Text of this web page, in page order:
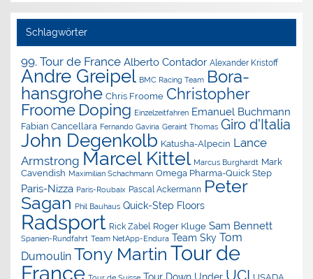
Schlagwörter
99. Tour de France Alberto Contador Alexander Kristoff
Andre Greipel BMC Racing Team Bora-
hansgrohe Chris Froome Christopher
Froome Doping Einzelzeitfahren Emanuel Buchmann
Fabian Cancellara Fernando Gaviria Geraint Thomas Giro d'Italia
John Degenkolb Katusha-Alpecin Lance
Armstrong Marcel Kittel Marcus Burghardt Mark
Cavendish Maximilian Schachmann Omega Pharma-Quick Step
Paris-Nizza Paris-Roubaix Pascal Ackermann Peter
Sagan Phil Bauhaus Quick-Step Floors
Radsport Rick Zabel Roger Kluge Sam Bennett
Spanien-Rundfahrt Team NetApp-Endura Team Sky Tom
Dumoulin Tony Martin Tour de
France
UCI